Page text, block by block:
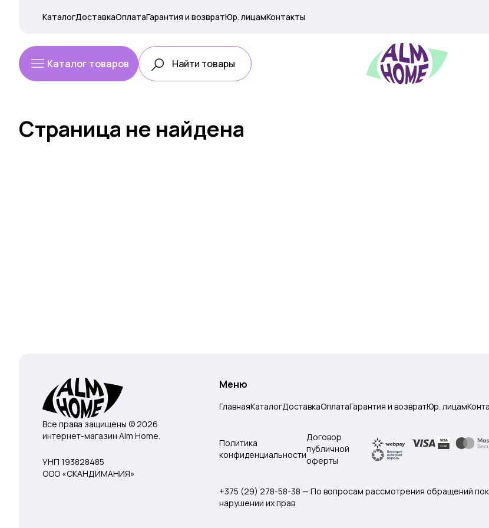
КаталогДоставкаОплатаГарантия и возвратЮр. лицамКонтакты
Каталог товаров
Страница не найдена
Все права защищены © 2026
интернет-магазин Alm Home.
УНП 193828485
ООО «СКАНДИМАНИЯ»
Меню
ГлавнаяКаталогДоставкаОплатаГарантия и возвратЮр. лицам
Политика
конфиденциальности
Договор
публичной
оферты
+375 (29) 278-58-38 — По вопросам рассмотрения обращений
нарушении их прав